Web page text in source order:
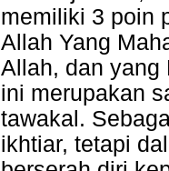
memiliki 3 poin
Allah Yang
Allah, dan yang
ini merupakan
tawakal.
ikhtiar, tetapi